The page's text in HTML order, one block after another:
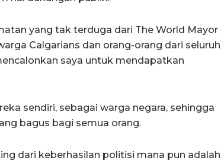
yang tak terduga dari The World Mayor
Calgarians dan orang-orang dari seluruh
saya untuk mendapatkan
sendiri, sebagai warga negara, sehingga
bagus bagi semua orang.
dari keberhasilan politisi mana pun adalah